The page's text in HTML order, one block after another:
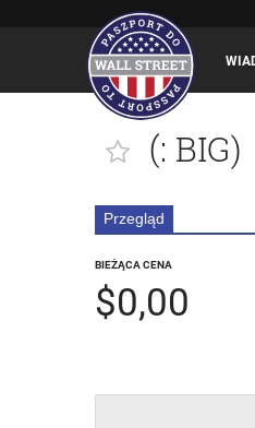
(: BIG)
Przegląd
BIEŻĄCA CENA
$0,00